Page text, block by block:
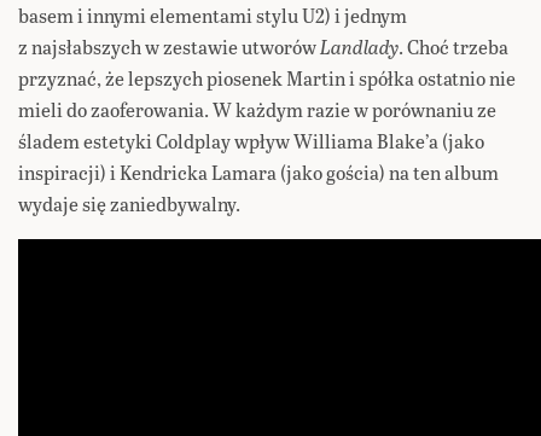
basem i innymi elementami stylu U2) i jednym
z najsłabszych w zestawie utworówLandlady. Choć trzeba
przyznać, że lepszych piosenek Martin i spółka ostatnio nie
mieli do zaoferowania. W każdym razie w porównaniu ze
śladem estetyki Coldplay wpływ Williama Blake’a (jako
inspiracji) i Kendricka Lamara (jako gościa) na ten album
wydaje się zaniedbywalny.